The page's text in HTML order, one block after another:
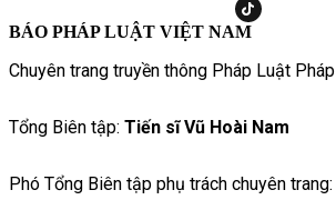
BÁO PHÁP LUẬT VIỆT NAM
Chuyên trang truyền thông Pháp Luật
Tổng Biên tập: Tiến sĩ Vũ Hoài Nam
Phó Tổng Biên tập phụ trách chuyên trang: